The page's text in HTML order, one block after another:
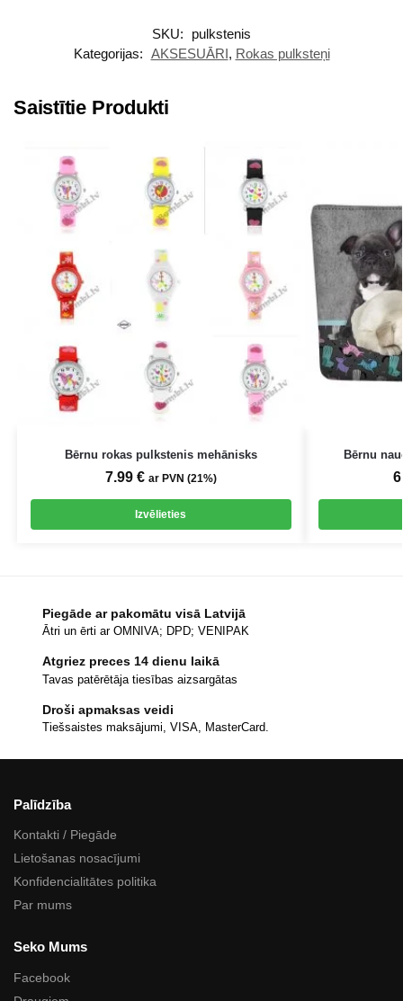
SKU:
pulkstenis
Kategorijas: AKSESUĀRI, Rokas pulksteņi
Saistītie Produkti
Bērnu rokas pulkstenis mehānisks
7.99 € ar PVN (21%)
Izvēlieties
Bērnu
Piegāde ar pakomātu visā Latvijā
Ātri un ērti ar OMNIVA; DPD; VENIPAK
Atgriez preces 14 dienu laikā
Tavas patērētāja tiesības aizsargātas
Droši apmaksas veidi
Tiešsaistes maksājumi, VISA, MasterCard.
Palīdzība
Kontakti / Piegāde
Lietošanas nosacījumi
Konfidencialitātes politika
Par mums
Seko Mums
Facebook